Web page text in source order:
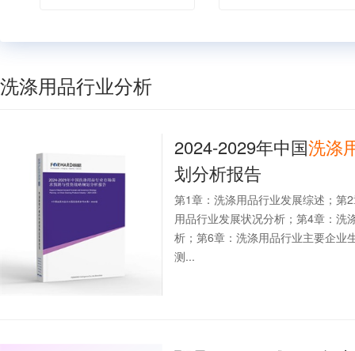
洗涤用品行业分析
2024-2029年中国洗涤
划分析报告
第1章：洗涤用品行业发展综述；第
用品行业发展状况分析；第4章：洗
析；第6章：洗涤用品行业主要企业
测...